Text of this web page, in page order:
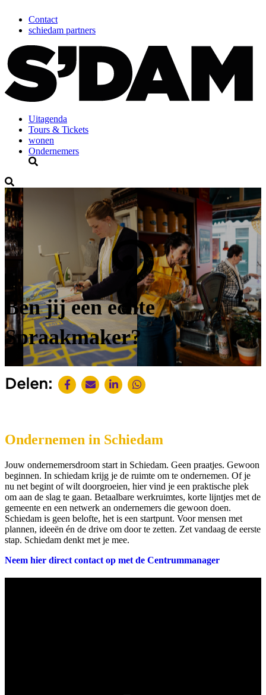
Contact
schiedam partners
Uitagenda
Tours & Tickets
wonen
Ondernemers
Ben jij een echte
Spraakmaker?
Delen:
Ondernemen in Schiedam
Jouw ondernemersdroom start in Schiedam. Geen praatjes. Gewoon
beginnen. In schiedam krijg je de ruimte om te ondernemen. Of je
nu net begint of wilt doorgroeien, hier vind je een praktische plek
om aan de slag te gaan. Betaalbare werkruimtes, korte lijntjes met de
gemeente en een netwerk an ondernemers die gewoon doen.
Schiedam is geen belofte, het is een startpunt. Voor mensen met
plannen, ideeën én de drive om door te zetten. Zet vandaag de eerste
stap. Schiedam denkt met je mee.
Neem hier direct contact op met de Centrummanager